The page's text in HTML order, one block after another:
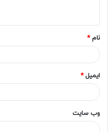
*
نام*
ایمیل*
وب‌ سایت